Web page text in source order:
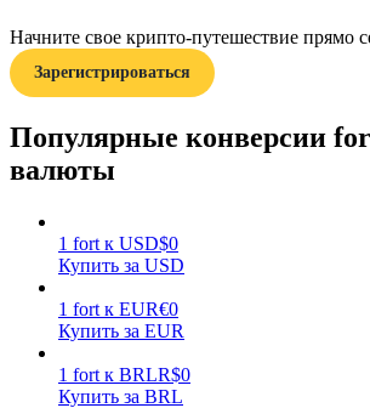
Заработок
Начните свое крипто-путешествие прямо
Зарегистрироваться
Популярные конверсии
валюты
1 fort к USD$0
Купить за USD
1 fort к EUR€0
Купить за EUR
1 fort к BRLR$0
Купить за BRL